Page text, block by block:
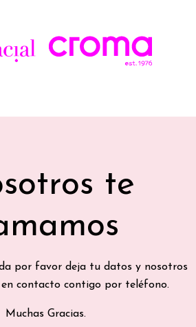
te
por favor deja tu datos y nosotros
en contacto contigo por teléfono.
Muchas Gracias.